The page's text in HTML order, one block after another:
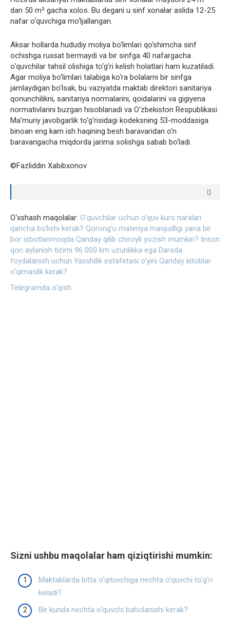
dan 50 m² gacha xolos. Bu degani u sinf xonalar aslida 12-25
nafar o‘quvchiga mo‘ljallangan.
Aksar hollarda hududiy moliya bo‘limlari qo‘shimcha sinf
ochishga ruxsat bermaydi va bir sinfga 40 nafargacha
o‘quvchilar tahsil olishiga to‘g‘ri kelish holatlari ham kuzatiladi.
Agar moliya bo‘limlari talabiga ko‘ra bolalarni bir sinfga
jamlaydigan bo‘lsak, bu vaziyatda maktab direktori sanitariya
qonunchilikni, sanitariya normalarini, qoidalarini va gigiyena
normativlarini buzgan hisoblanadi va O‘zbekiston Respublikasi
Ma’muriy javobgarlik to‘g‘risidagi kodeksning 53-moddasiga
binoan eng kam ish haqining besh baravaridan o‘n
baravarigacha miqdorda jarima solishga sabab bo‘ladi.
©Fazliddin Xabibxonov
O‘xshash maqolalar: O‘quvchilar uchun o‘quv kurs narxlari
qancha bo‘lishi kerak? Qorong‘u materiya mavjudligi yana bir
bor isbotlanmoqda Qanday qilib chiroyli yozish mumkin? Inson
qon aylanish tizimi 96 000 km uzunlikka ega Darsda
foydalanish uchun Yaxshilik estafetasi o‘yini Qanday kitoblar
o‘qimaslik kerak?
Telegramda o‘qish
Sizni ushbu maqolalar ham qiziqtirishi mumkin:
Maktablarda bitta o‘qituvchiga nechta o‘quvchi to‘g‘ri
keladi?
Bir kunda nechta o‘quvchi baholanishi kerak?